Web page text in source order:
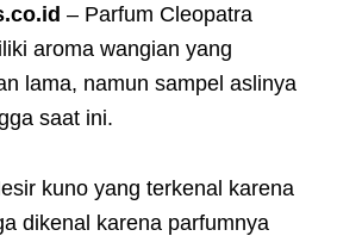
– Parfum Cleopatra
aroma wangian yang
lama, namun sampel aslinya
saat ini.
kuno yang terkenal karena
dikenal karena parfumnya